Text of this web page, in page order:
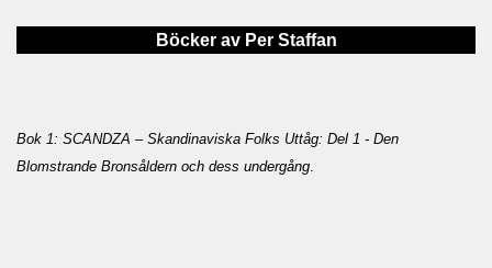
Böcker av Per Staffan
Bok 1: SCANDZA – Skandinaviska Folks Uttåg: Del 1 - Den
Blomstrande Bronsåldern och dess undergång